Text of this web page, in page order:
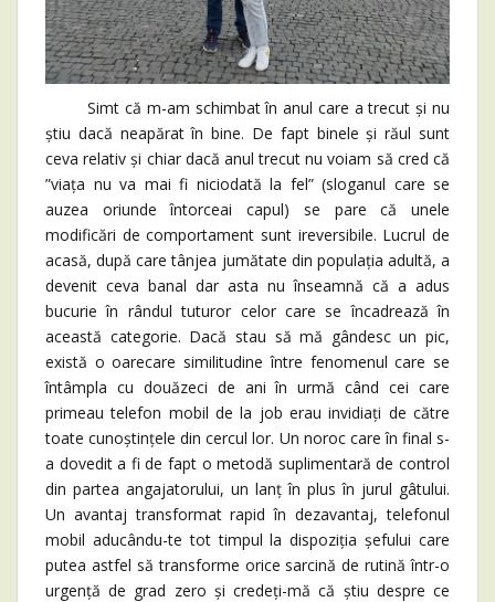
Simt că m-am schimbat în anul care a trecut și nu
știu dacă neapărat în bine. De fapt binele și răul sunt
ceva relativ și chiar dacă anul trecut nu voiam să cred că
”viața nu va mai fi niciodată la fel” (sloganul care se
auzea oriunde întorceai capul) se pare că unele
modificări de comportament sunt ireversibile. Lucrul de
acasă, după care tânjea jumătate din populația adultă, a
devenit ceva banal dar asta nu înseamnă că a adus
bucurie în rândul tuturor celor care se încadrează în
această categorie. Dacă stau să mă gândesc un pic,
există o oarecare similitudine între fenomenul care se
întâmpla cu douăzeci de ani în urmă când cei care
primeau telefon mobil de la job erau invidiați de către
toate cunoștințele din cercul lor. Un noroc care în final s-
a dovedit a fi de fapt o metodă suplimentară de control
din partea angajatorului, un lanț în plus în jurul gâtului.
Un avantaj transformat rapid în dezavantaj, telefonul
mobil aducându-te tot timpul la dispoziția șefului care
putea astfel să transforme orice sarcină de rutină într-o
urgență de grad zero și credeți-mă că știu despre ce